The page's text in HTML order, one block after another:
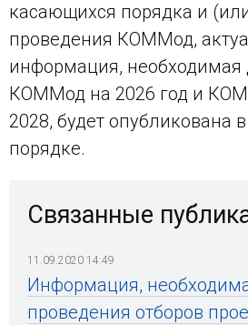
касающихся порядка и
проведения КОММод,
информация, необходимая
КОММод на 2026 год и
2028, будет опубликована
порядке.
Связанные
11.09.2020 14:49
Информация,
проведения отборов